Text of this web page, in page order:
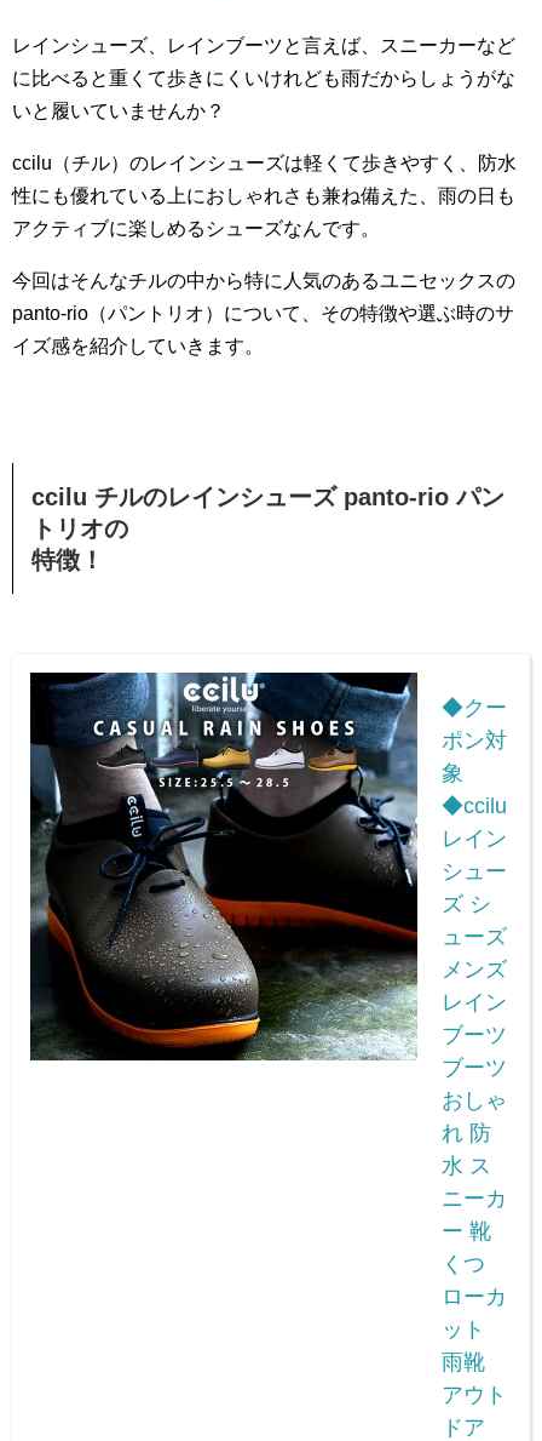
レインシューズ、レインブーツと言えば、スニーカーなど
に比べると重くて歩きにくいけれども雨だからしょうがな
いと履いていませんか？
ccilu（チル）のレインシューズは軽くて歩きやすく、防水
性にも優れている上におしゃれさも兼ね備えた、雨の日も
アクティブに楽しめるシューズなんです。
今回はそんなチルの中から特に人気のあるユニセックスの
panto-rio（パントリオ）について、その特徴や選ぶ時のサ
イズ感を紹介していきます。
ccilu チルのレインシューズ panto-rio パン
トリオの
特徴！
◆クー
ポン対
象
◆ccilu
レイン
シュー
ズ シ
ューズ
メンズ
レイン
ブーツ
ブーツ
おしゃ
れ 防
水 ス
ニーカ
ー 靴
くつ
ローカ
ット
雨靴
アウト
ドア